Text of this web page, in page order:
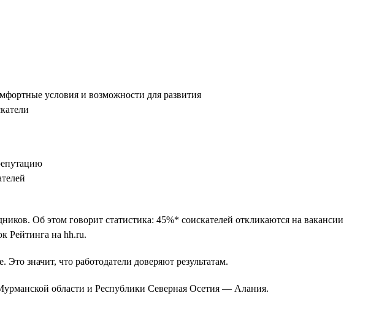
условия и возможности для развития
Об этом говорит статистика: 45%* соискателей откликаются на вакансии
Рейтинга на hh.ru.
значит, что работодатели доверяют результатам.
области и Республики Северная Осетия — Алания.